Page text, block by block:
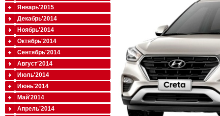
Январь'2015
Декабрь'2014
Ноябрь'2014
Октябрь'2014
Сентябрь'2014
Август'2014
Июль'2014
Июнь'2014
Май'2014
Апрель'2014